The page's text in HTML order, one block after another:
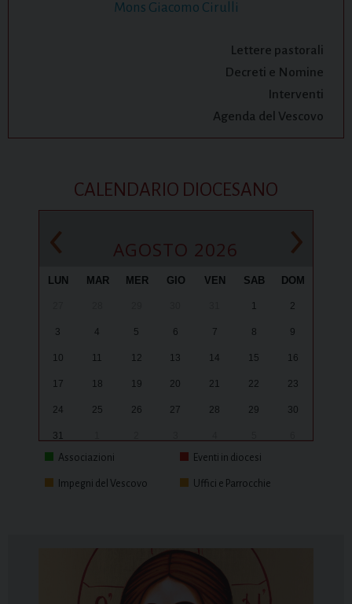
Mons Giacomo Cirulli
Lettere pastorali
Decreti e Nomine
Interventi
Agenda del Vescovo
CALENDARIO DIOCESANO
‹ AGOSTO 2026 ›
LUN MAR MER GIO VEN SAB DOM
1 2
3 4 5 6 7 8 9
10 11 12 13 14 15 16
17 18 19 20 21 22 23
24 25 26 27 28 29 30
31
Associazioni
Eventi in diocesi
Impegni del Vescovo Uffici e Parrocchie